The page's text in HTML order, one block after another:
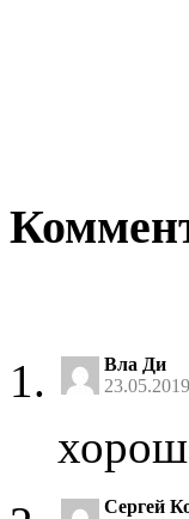
Вла Ди
23.05.2019
Сергей